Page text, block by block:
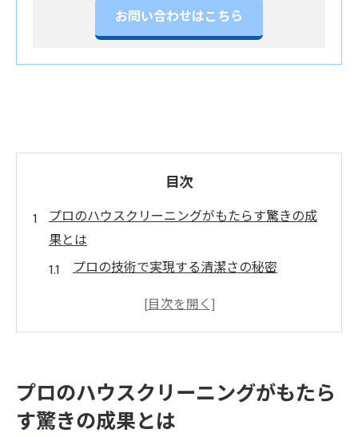
お問い合わせはこちら
目次
プロのハウスクリーニングがもたらす驚きの成
果とは
プロの技術で実現する清潔さの秘密
ハウスクリーニングが生活空間を蘇らせる
プロのクリーニングがもたらす健康への影
響
プロのハウスクリーニングがもたら
す驚きの成果とは